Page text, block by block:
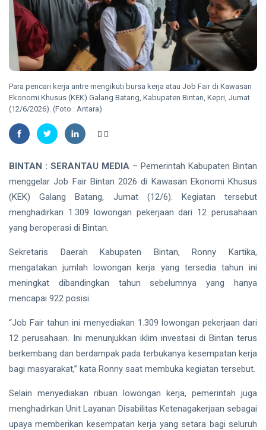
Pelalawan dan
Dumai Terbaik
KEPRI
41 Lokasi
Laut di
Batam
Dikaveling,
Luas
Capai
373,6
Hektare
09
32
views
KEPRI
KSOP Larang
Pompong
Antar-Jemput
Penumpang di
Pelabuhan
SBP
Tanjungpinang
09 Aug,
2026
26
views
HUKRIM
Polisi
Tangkap
Tersangka
Lahan di
Hutan
Kerumutan
09
Aug,
2026
27
Siak Sri Indrapura
Pekanbaru
Pilkada 2024
Donald Trump
Para pencari kerja antre mengikuti bursa kerja atau Job Fair di Kawasan
Ekonomi Khusus (KEK) Galang Batang, Kabupaten Bintan, Kepri, Jumat
(12/6/2026). (Foto : Antara)
BINTAN : SERANTAU MEDIA – Pemerintah Kabupaten Bintan
menggelar Job Fair Bintan 2026 di Kawasan Ekonomi Khusus
(KEK) Galang Batang, Jumat (12/6). Kegiatan tersebut
menghadirkan 1.309 lowongan pekerjaan dari 12 perusahaan
yang beroperasi di Bintan.
Sekretaris Daerah Kabupaten Bintan, Ronny Kartika,
mengatakan jumlah lowongan kerja yang tersedia tahun ini
meningkat dibandingkan tahun sebelumnya yang hanya
mencapai 922 posisi.
“Job Fair tahun ini menyediakan 1.309 lowongan pekerjaan dari
12 perusahaan. Ini menunjukkan iklim investasi di Bintan terus
berkembang dan berdampak pada terbukanya kesempatan kerja
bagi masyarakat,” kata Ronny saat membuka kegiatan tersebut.
Selain menyediakan ribuan lowongan kerja, pemerintah juga
menghadirkan Unit Layanan Disabilitas Ketenagakerjaan sebagai
upaya memberikan kesempatan kerja yang setara bagi seluruh